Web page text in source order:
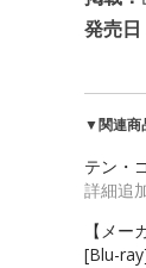
発売日
▼関連商
テン・
詳細追
【メ
[Blu-